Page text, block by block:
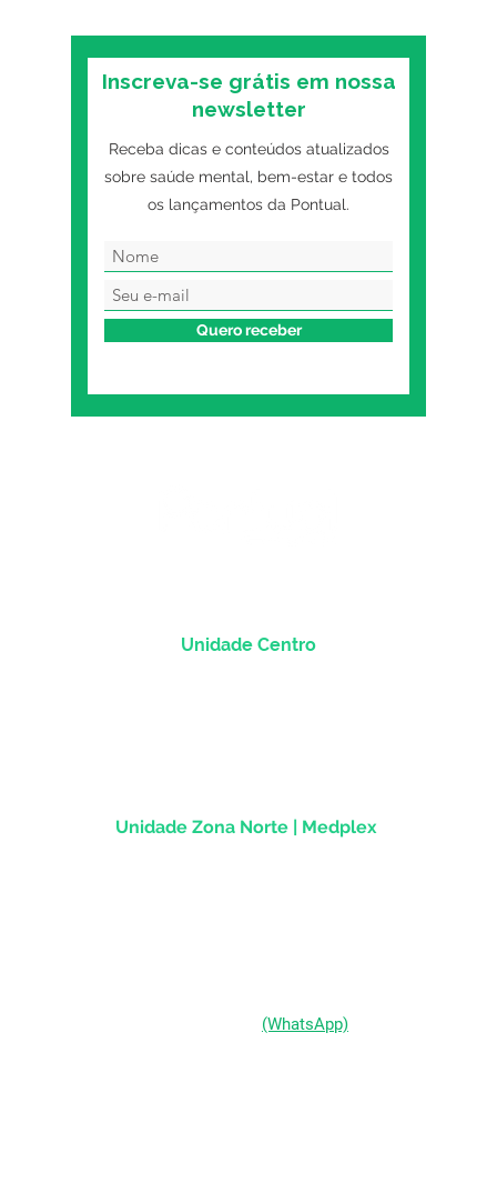
Inscreva-se grátis em nossa
newsletter
Receba dicas e conteúdos atualizados
sobre saúde mental, bem-estar e todos
os lançamentos da Pontual.
Quero receber
Unidade Centro
Unidade Zona Norte | Medplex
(WhatsApp)